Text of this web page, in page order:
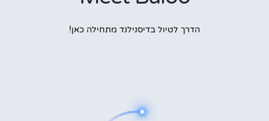
הדרך לטיול בדיסנילנד מתחילה כאן!